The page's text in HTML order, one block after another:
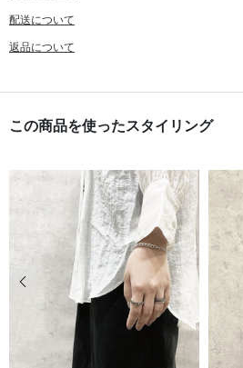
配送について
返品について
この商品を使ったスタイリング
前の画像